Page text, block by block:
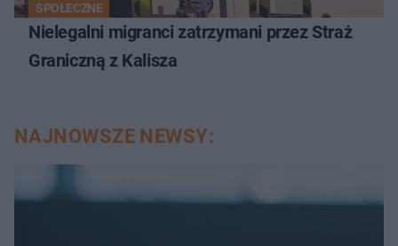
SPOŁECZNE
Nielegalni migranci zatrzymani przez Straż
Graniczną z Kalisza
NAJNOWSZE NEWSY: